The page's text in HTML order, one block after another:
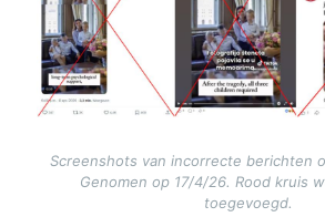
Screenshots van incorrecte berichten
Genomen op 17/4/26. Rood kruis
toegevoegd.